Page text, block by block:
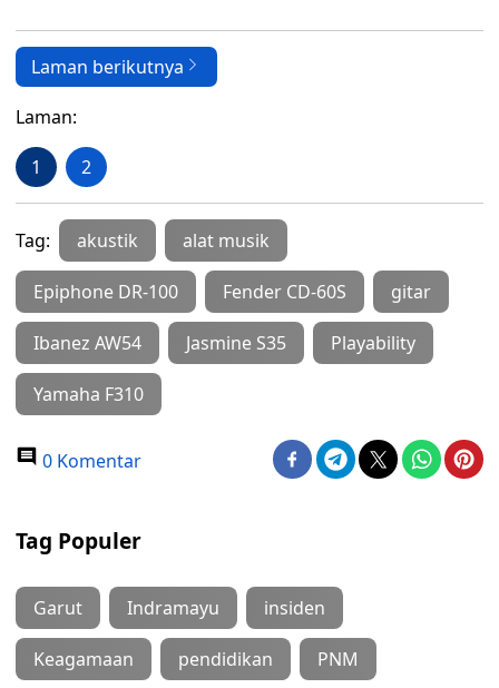
Laman berikutnya
Laman:
1 2
Tag: akustik alat musik
Epiphone DR-100 Fender CD-60S gitar
Ibanez AW54 Jasmine S35 Playability
Yamaha F310
0 Komentar
Tag Populer
Garut Indramayu insiden
Keagamaan pendidikan PNM